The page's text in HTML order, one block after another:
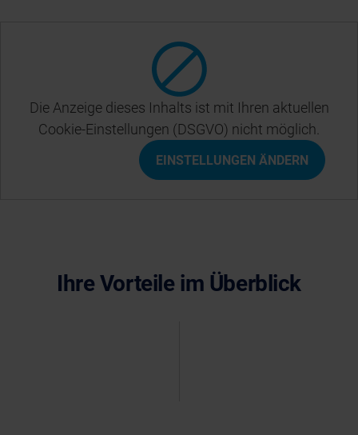
Die Anzeige dieses Inhalts ist mit Ihren aktuellen
Cookie-Einstellungen (DSGVO) nicht möglich.
EINSTELLUNGEN ÄNDERN
Ihre Vorteile im Überblick